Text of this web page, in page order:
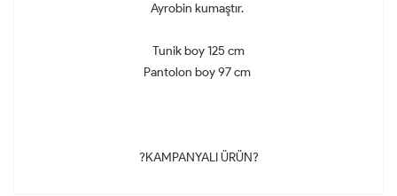
Ayrobin kumaştır.
Tunik boy 125 cm
Pantolon boy 97 cm
?KAMPANYALI ÜRÜN?